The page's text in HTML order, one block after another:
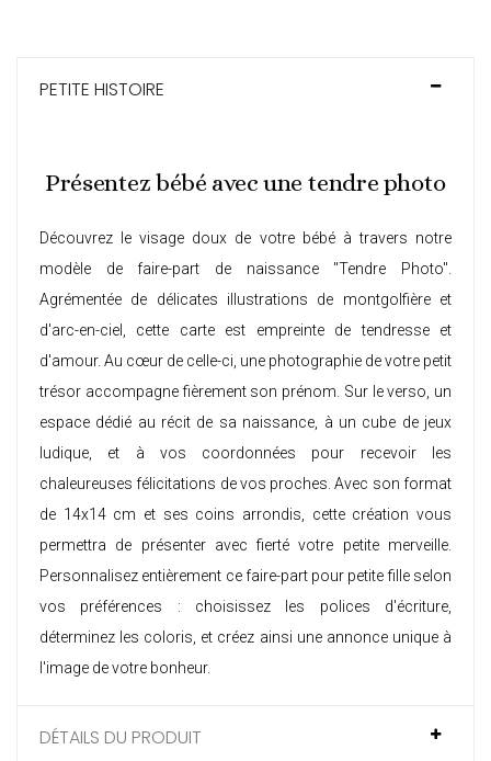
PETITE HISTOIRE
Présentez bébé avec une tendre photo
Découvrez le visage doux de votre bébé à travers notre
modèle de faire-part de naissance "Tendre Photo".
Agrémentée de délicates illustrations de montgolfière et
d'arc-en-ciel, cette carte est empreinte de tendresse et
d'amour. Au cœur de celle-ci, une photographie de votre petit
trésor accompagne fièrement son prénom. Sur le verso, un
espace dédié au récit de sa naissance, à un cube de jeux
ludique, et à vos coordonnées pour recevoir les
chaleureuses félicitations de vos proches. Avec son format
de 14x14 cm et ses coins arrondis, cette création vous
permettra de présenter avec fierté votre petite merveille.
Personnalisez entièrement cefaire-part pour petite filleselon
vos préférences : choisissez les polices d'écriture,
déterminez les coloris, et créez ainsi une annonce unique à
l'image de votre bonheur.
DÉTAILS DU PRODUIT